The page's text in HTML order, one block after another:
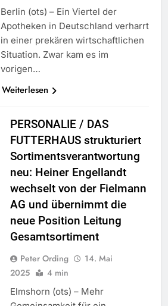
Berlin (ots) – Ein Viertel der
Apotheken in Deutschland verharrt
in einer prekären wirtschaftlichen
Situation. Zwar kam es im
vorigen…
Weiterlesen
PERSONALIE / DAS
FUTTERHAUS strukturiert
Sortimentsverantwortung
neu: Heiner Engellandt
wechselt von der Fielmann
AG und übernimmt die
neue Position Leitung
Gesamtsortiment
Peter Ording
14. Mai
2025
4 min
Elmshorn (ots) – Mehr